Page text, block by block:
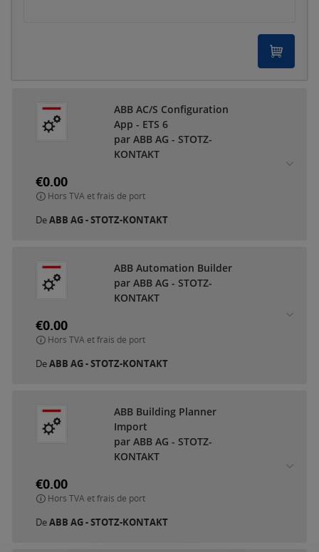
ABB AC/S Configuration
App - ETS 6
par ABB AG - STOTZ-
KONTAKT
€0.00
Hors TVA et frais de port
DeABB AG - STOTZ-KONTAKT
ABB Automation Builder
par ABB AG - STOTZ-
KONTAKT
€0.00
Hors TVA et frais de port
DeABB AG - STOTZ-KONTAKT
ABB Building Planner
Import
par ABB AG - STOTZ-
KONTAKT
€0.00
Hors TVA et frais de port
DeABB AG - STOTZ-KONTAKT